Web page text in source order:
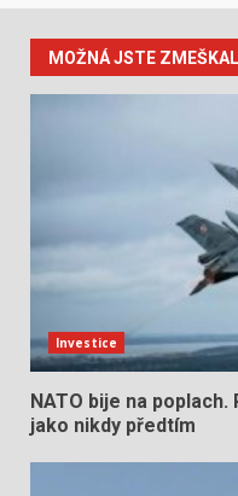
MOŽNÁ JSTE ZMEŠKALI
Investice
NATO bije na
jako nikdy předtím